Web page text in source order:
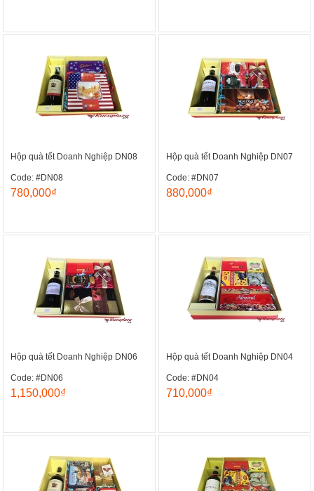
Hộp quà tết Doanh Nghiệp DN08
Code: #DN08
780,000₫
Hộp quà tết Doanh Nghiệp DN07
Code: #DN07
880,000₫
Hộp quà tết Doanh Nghiệp DN06
Code: #DN06
1,150,000₫
Hộp quà tết Doanh Nghiệp DN04
Code: #DN04
710,000₫